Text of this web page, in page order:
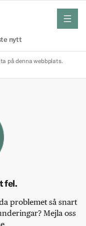
nytt
meny
på denna webbplats.
fel.
problemet så snart
Mejla oss